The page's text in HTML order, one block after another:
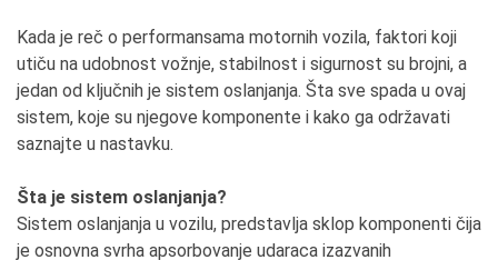
Kada je reč o performansama motornih vozila, faktori koji
utiču na udobnost vožnje, stabilnost i sigurnost su brojni, a
jedan od ključnih je sistem oslanjanja. Šta sve spada u ovaj
sistem, koje su njegove komponente i kako ga održavati
saznajte u nastavku.
Šta je sistem oslanjanja?
Sistem oslanjanja u vozilu, predstavlja sklop komponenti čija
je osnovna svrha apsorbovanje udaraca izazvanih